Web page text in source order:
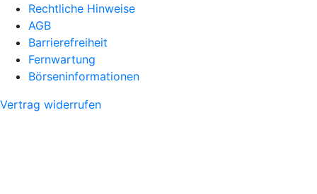
Rechtliche Hinweise
AGB
Barrierefreiheit
Fernwartung
Börseninformationen
Vertrag widerrufen